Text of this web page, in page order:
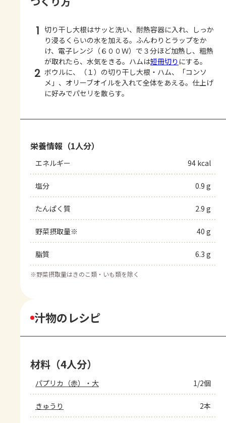
1 切り干し大根はサッと洗い、耐熱容器に入れ、しっか
り浸るくらいの水を加える。ふんわりとラップをか
け、電子レンジ（６００Ｗ）で３分ほど加熱し、粗熱
が取れたら、水気をきる。ハムは短冊切り にする。
2 ボウルに、（１）の切り干し大根・ハム、「コンソ
メ」、オリーブオイルを入れて全体をあえる。仕上げ
に好みでパセリを散らす。
栄養情報（1人分）
エネルギー 94 kcal
塩分 0.9 g
たんぱく質 2.9 g
野菜摂取量※ 40 g
脂質 6.3 g
※野菜摂取量はきのこ類・いも類を除く
汁物のレシピ
材料（4人分）
パプリカ（赤）・大 1/2個
きゅうり 2本